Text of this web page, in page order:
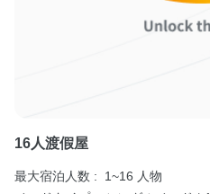
16人渡假屋
最大宿泊人数 :
1~16 人物